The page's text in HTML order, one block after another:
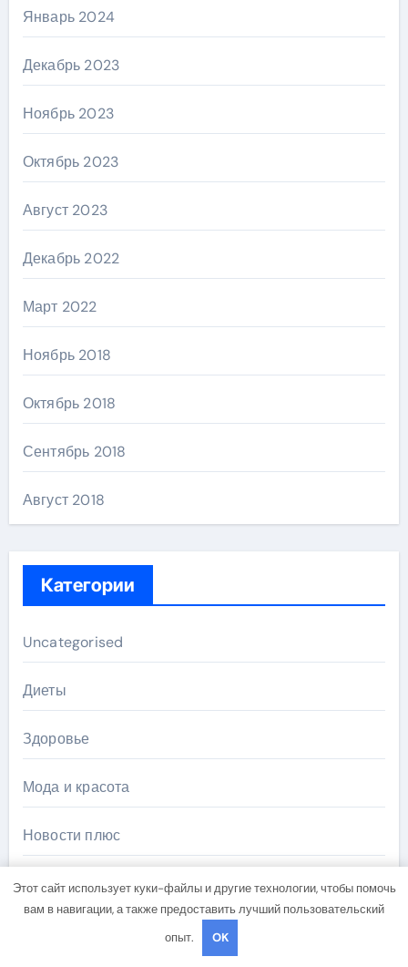
Январь 2024
Декабрь 2023
Ноябрь 2023
Октябрь 2023
Август 2023
Декабрь 2022
Март 2022
Ноябрь 2018
Октябрь 2018
Сентябрь 2018
Август 2018
Категории
Uncategorised
Диеты
Здоровье
Мода и красота
Новости плюс
Продукты питания
Этот сайт использует куки-файлы и другие технологии, чтобы помочь
вам в навигации, а также предоставить лучший пользовательский
опыт.
OK